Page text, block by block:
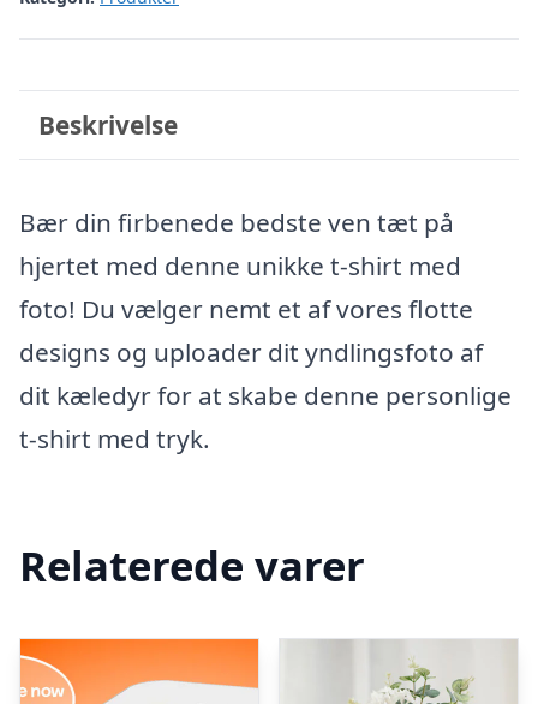
Beskrivelse
Bær din firbenede bedste ven tæt på
hjertet med denne unikke t-shirt med
foto! Du vælger nemt et af vores flotte
designs og uploader dit yndlingsfoto af
dit kæledyr for at skabe denne personlige
t-shirt med tryk.
Relaterede varer